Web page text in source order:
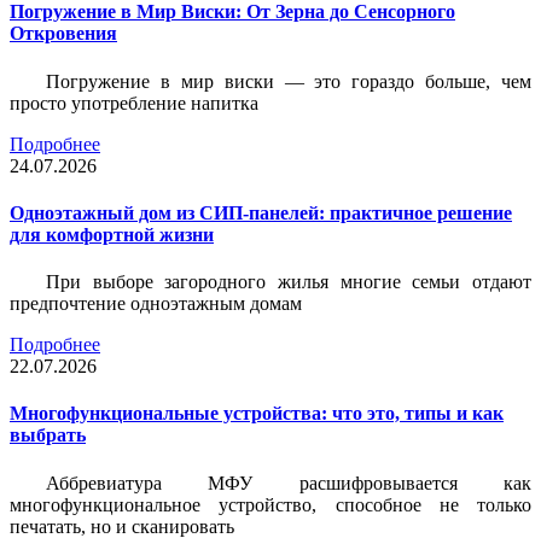
Погружение в Мир Виски: От Зерна до Сенсорного
Откровения
Погружение в мир виски — это гораздо больше, чем
просто употребление напитка
Подробнее
24.07.2026
Одноэтажный дом из СИП-панелей: практичное решение
для комфортной жизни
При выборе загородного жилья многие семьи отдают
предпочтение одноэтажным домам
Подробнее
22.07.2026
Многофункциональные устройства: что это, типы и как
выбрать
Аббревиатура МФУ расшифровывается как
многофункциональное устройство, способное не только
печатать, но и сканировать